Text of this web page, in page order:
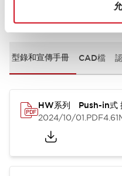
型錄和宣傳手冊 CAD檔
HW系列 Push-in式
2024/10/01.PDF